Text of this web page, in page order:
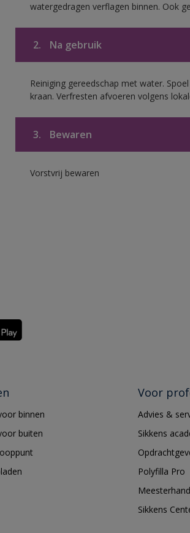
watergedragen verflagen binnen. Ook
2. Na gebruik
Reiniging gereedschap met water.
kraan. Verfresten afvoeren volgens
3. Bewaren
Vorstvrij bewaren
binnen
buiten
Voor
Advies &
Sikkens
Polyfilla Pro
Meesterhand
Sikkens